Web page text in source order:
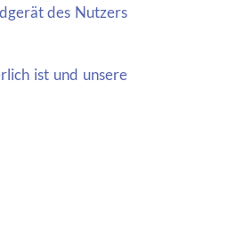
des Nutzers
ist und unsere